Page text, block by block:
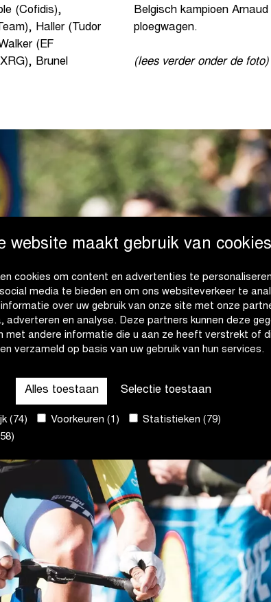
website maakt gebruik van cookies
cookies om content en advertenties te
media te bieden en om ons websiteverkeer te
over uw gebruik van onze site met onze
adverteren en analyse. Deze partners kunnen deze
met andere informatie die u aan ze heeft verstrekt of
verzameld op basis van uw gebruik van hun services.
Alles toestaan Selectie toestaan
(74) Voorkeuren (1)
Statistieken (79)
(Cofidis),
Haller (Tudor
(EF
Brunel
Belgisch kampioen
ploegwagen.
(lees verder onder de foto)